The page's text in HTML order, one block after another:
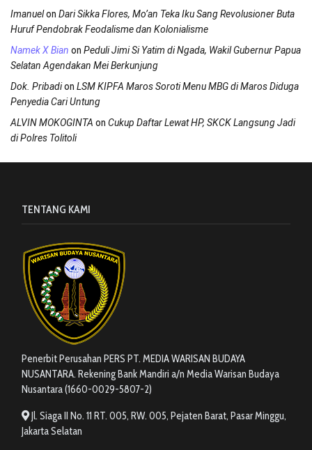
Imanuelon Dari Sikka Flores, Mo’an Teka Iku Sang Revolusioner Buta
Huruf Pendobrak Feodalisme dan Kolonialisme
Namek X Bian on Peduli Jimi Si Yatim di Ngada, Wakil Gubernur Papua
Selatan Agendakan Mei Berkunjung
Dok. Pribadion LSM KIPFA Maros Soroti Menu MBG di Maros Diduga
Penyedia Cari Untung
ALVIN MOKOGINTA on Cukup Daftar Lewat HP, SKCK Langsung Jadi
di Polres Tolitoli
TENTANG KAMI
Penerbit Perusahan PERS PT. MEDIA WARISAN BUDAYA
NUSANTARA. Rekening Bank Mandiri a/n Media Warisan Budaya
Nusantara (1660-0029-5807-2)
Jl. Siaga II No. 11 RT. 005, RW. 005, Pejaten Barat, Pasar Minggu,
Jakarta Selatan